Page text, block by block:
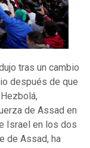
tras un cambio
después de que
de Assad en
Israel en los dos
de Assad, ha